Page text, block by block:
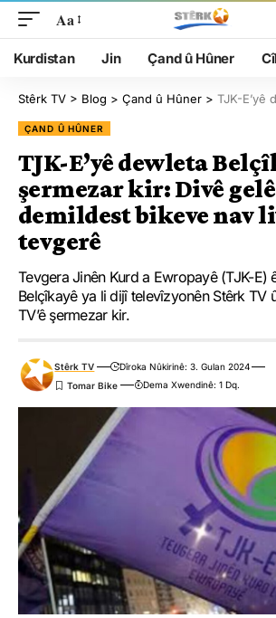
Aa
Kurdistan Jin Çand û Hûner
Stêrk TV > Blog > Çand û Hûner > TJK-E’yê dewleta Belçîka
ÇAND Û HÛNER
TJK-E’yê dewleta
şermezar kir: Divê
demildest bikeve nav
tevgerê
Tevgera Jinên Kurd a Ewropayê (TJK-E)
Belçîkayê ya li dijî televîzyonên Stêrk TV
TV’ê şermezar kir.
Stêrk TV
Dîroka Nûkirinê: 3. Gulan 2024
Dema Xwendinê: 1 Dq.